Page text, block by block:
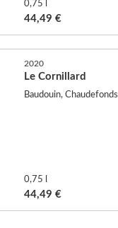
0,75 l
44,49 €
2020
Le Cornillard
Baudouin, Chaudefonds
0,75 l
44,49 €